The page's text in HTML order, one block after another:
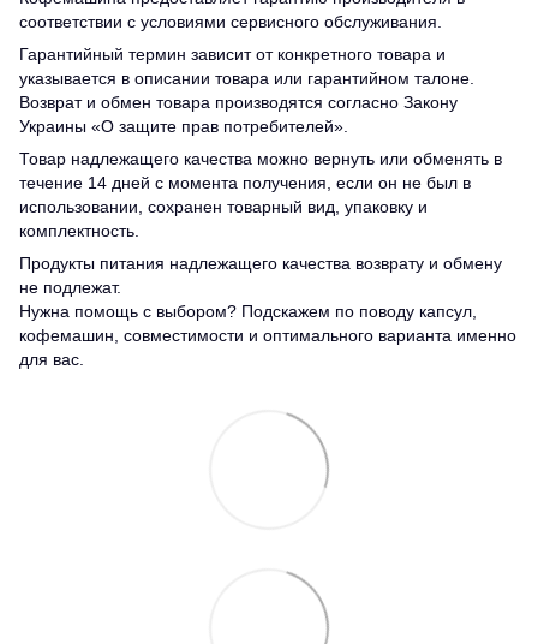
соответствии с условиями сервисного обслуживания.
Гарантийный термин зависит от конкретного товара и
указывается в описании товара или гарантийном талоне.
Возврат и обмен товара производятся согласно Закону
Украины «О защите прав потребителей».
Товар надлежащего качества можно вернуть или обменять в
течение 14 дней с момента получения, если он не был в
использовании, сохранен товарный вид, упаковку и
комплектность.
Продукты питания надлежащего качества возврату и обмену
не подлежат.
Нужна помощь с выбором? Подскажем по поводу капсул,
кофемашин, совместимости и оптимального варианта именно
для вас.